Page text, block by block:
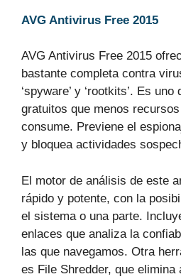
AVG Antivirus Free 2015
AVG Antivirus Free 2015
bastante completa contra
‘spyware’ y ‘rootkits’. Es
gratuitos que menos
consume. Previene el
y bloquea actividades
El motor de análisis de este
rápido y potente, con la
el sistema o una parte.
enlaces que analiza la
las que navegamos. Otra
es File Shredder, que elimina